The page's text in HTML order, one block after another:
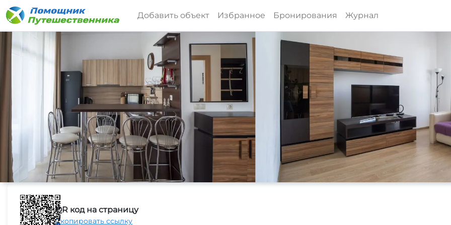
Добавить объект Избранное Бронирования Журнал
QR код на страницу
Скопировать ссылку